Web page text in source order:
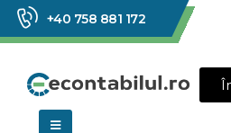
+40 758 881 172